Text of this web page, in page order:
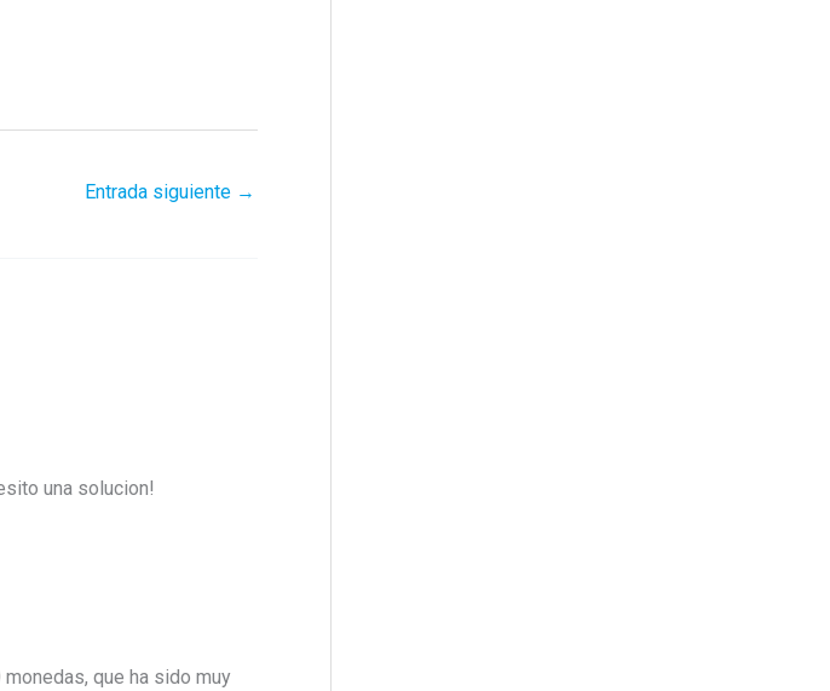
Entrada siguiente →
una solucion!
que ha sido muy